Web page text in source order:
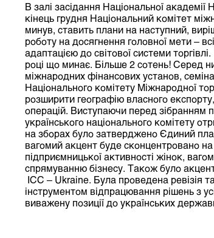
В залі засідання Національної
кінець грудня Національний комітет
минув, ставить плани на наступний,
роботу на досягнення головної мети –
адаптацією до світової системи
році що минає. Більше 2 сотень! Серед
міжнародних фінансових установ,
Національного комітету Міжнародної
розширити географію власного
операцій. Виступаючи перед зібранням
українського національного комітету
на зборах було затверджено Єдиний
вагомий акцент буде сконцентровано
підприємницької активності жінок,
спрямуванню бізнесу. Також було
ІСС – Ukraine. Була проведена ревізія
інструментом відпрацювання рішень з
виважену позиції до українських